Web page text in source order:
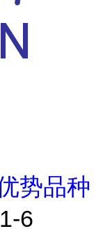
势品种
6